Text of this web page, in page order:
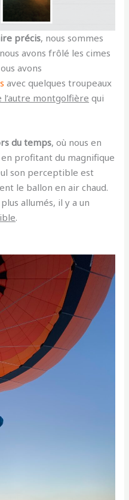
précis, nous sommes
avons frôlé les cimes
avons
avec quelques troupeaux
l’autre montgolfière qui
du temps, où nous en
profitant du magnifique
son perceptible est
le ballon en air chaud.
allumés, il y a un
.